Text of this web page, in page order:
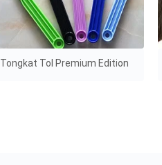
Tongkat Tol Premium Edition